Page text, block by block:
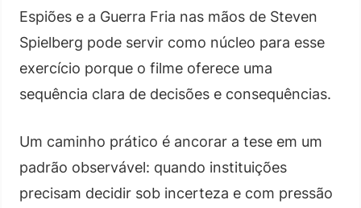
Espiões e a Guerra Fria nas mãos de Steven
Spielberg pode servir como núcleo para esse
exercício porque o filme oferece uma
sequência clara de decisões e consequências.
Um caminho prático é ancorar a tese em um
padrão observável: quando instituições
precisam decidir sob incerteza e com pressão